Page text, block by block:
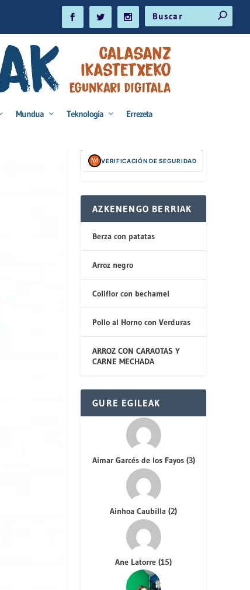
Mundua Teknologia Errezeta
VERIFICACIÓN DE SEGURIDAD
AZKENENGO BERRIAK
Berza con patatas
Arroz negro
Coliflor con bechamel
Pollo al Horno con Verduras
ARROZ CON CARAOTAS Y
CARNE MECHADA
GURE EGILEAK
Aimar Garcés de los Fayos (3)
Ainhoa Caubilla(2)
Ane Latorre(15)